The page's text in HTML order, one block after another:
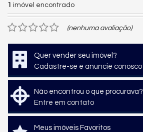
1 imóvel encontrado
(nenhuma avaliação)
Quer vender seu imóvel?
Cadastre-se e anuncie conosco
Não encontrou o que procurava?
Entre em contato
Meus imóveis Favoritos